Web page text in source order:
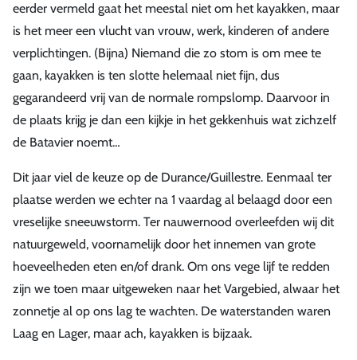
eerder vermeld gaat het meestal niet om het kayakken, maar
is het meer een vlucht van vrouw, werk, kinderen of andere
verplichtingen. (Bijna) Niemand die zo stom is om mee te
gaan, kayakken is ten slotte helemaal niet fijn, dus
gegarandeerd vrij van de normale rompslomp. Daarvoor in
de plaats krijg je dan een kijkje in het gekkenhuis wat zichzelf
de Batavier noemt…
Dit jaar viel de keuze op de Durance/Guillestre. Eenmaal ter
plaatse werden we echter na 1 vaardag al belaagd door een
vreselijke sneeuwstorm. Ter nauwernood overleefden wij dit
natuurgeweld, voornamelijk door het innemen van grote
hoeveelheden eten en/of drank. Om ons vege lijf te redden
zijn we toen maar uitgeweken naar het Vargebied, alwaar het
zonnetje al op ons lag te wachten. De waterstanden waren
Laag en Lager, maar ach, kayakken is bijzaak.